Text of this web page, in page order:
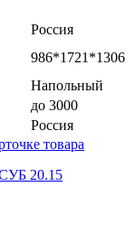
Россия
986*1721*1306
Напольный
до 3000
Россия
товара
20.15